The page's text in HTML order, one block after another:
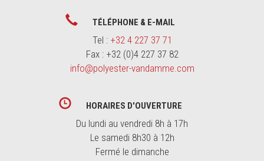
TÉLÉPHONE & E-MAIL
Tel : +32 4 227 37 71
Fax : +32 (0)4 227 37 82
info@polyester-vandamme.com
HORAIRES D'OUVERTURE
Du lundi au vendredi 8h à 17h
Le samedi 8h30 à 12h
Fermé le dimanche